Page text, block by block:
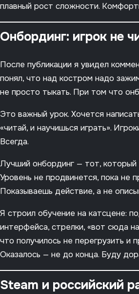
плавный рост сложности.
Онбординг: игрок не
После публикации я увидел
понял, что над костром надо
не просто тыкать. При том что
Это важный урок. Хочется
«читай, и научишься играть».
Всегда.
Лучший онбординг — тот, который
Уровень не продвинется, пока не
Показываешь действие, а не
Я строил обучение на катсцене:
интерфейса, стрелки, «вот сюда
что получилось не перегрузить и
Оказалось — не до конца. Буду
Steam и российский